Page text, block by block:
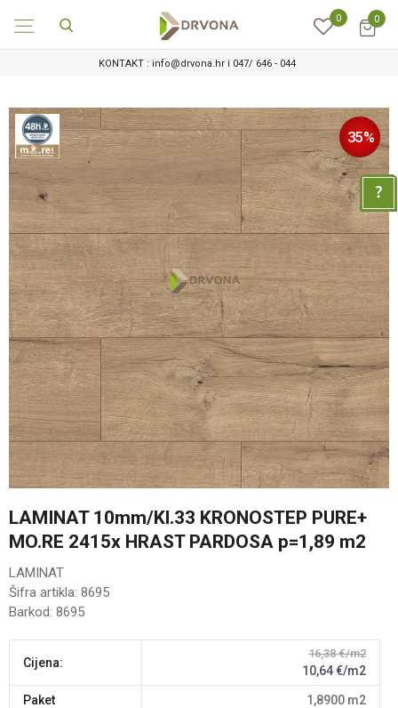
0 0
KONTAKT : info@drvona.hr i 047/ 646 - 044
35%
LAMINAT 10mm/Kl.33 KRONOSTEP PURE+
MO.RE 2415x HRAST PARDOSA p=1,89 m2
LAMINAT
Šifra artikla: 8695
Barkod: 8695
Cijena:
16,38 €/m2
10,64€/m2
paket 1,8900 m2